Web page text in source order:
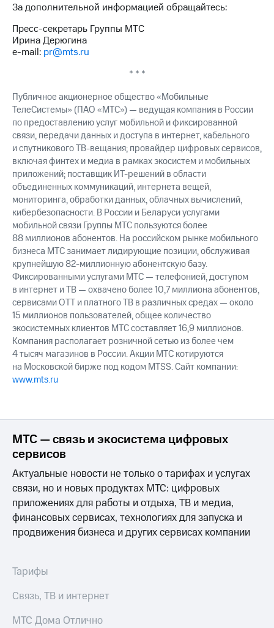
Контакты
развитие
деловая этика
На главную
За дополнительной информацией обращайтесь:
Пресс-секретарь Группы МТС
Ирина Дерюгина
e-mail: pr@mts.ru
* * *
Публичное акционерное общество «Мобильные
ТелеСистемы» (ПАО «МТС») — ведущая компания в России
по предоставлению услуг мобильной и фиксированной
связи, передачи данных и доступа в интернет, кабельного
и спутникового ТВ-вещания; провайдер цифровых сервисов,
включая финтех и медиа в рамках экосистем и мобильных
приложений; поставщик ИТ-решений в области
объединенных коммуникаций, интернета вещей,
мониторинга, обработки данных, облачных вычислений,
кибербезопасности. В России и Беларуси услугами
мобильной связи Группы МТС пользуются более
88 миллионов абонентов. На российском рынке мобильного
бизнеса МТС занимает лидирующие позиции, обслуживая
крупнейшую 82-миллионную абонентскую базу.
Фиксированными услугами МТС — телефонией, доступом
в интернет и ТВ — охвачено более 10,7 миллиона абонентов,
сервисами OTT и платного ТВ в различных средах — около
15 миллионов пользователей, общее количество
экосистемных клиентов МТС составляет 16,9 миллионов.
Компания располагает розничной сетью из более чем
4 тысяч магазинов в России. Акции МТС котируются
на Московской бирже под кодом MTSS. Сайт компании:
www.mts.ru
МТС — связь и экосистема цифровых
сервисов
Актуальные новости не только о тарифах и услугах
связи, но и новых продуктах МТС: цифровых
приложениях для работы и отдыха, ТВ и медиа,
финансовых сервисах, технологиях для запуска и
продвижения бизнеса и других сервисах компании
Тарифы
Связь, ТВ и интернет
МТС Дома Отлично